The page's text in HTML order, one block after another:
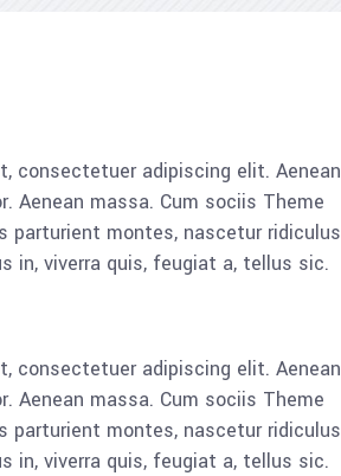
consectetuer adipiscing elit. Aenean
Aenean massa. Cum sociis Theme
parturient montes, nascetur ridiculus
in, viverra quis, feugiat a, tellus sic.
consectetuer adipiscing elit. Aenean
Aenean massa. Cum sociis Theme
parturient montes, nascetur ridiculus
in, viverra quis, feugiat a, tellus sic.